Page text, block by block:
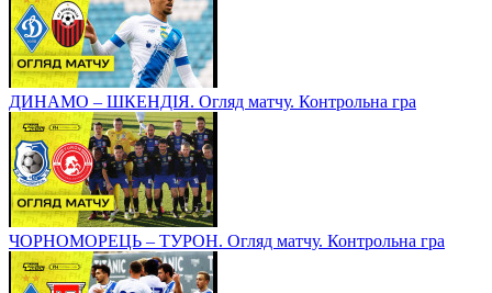
ДИНАМО – ШКЕНДІЯ. Огляд матчу. Контрольна гра
ЧОРНОМОРЕЦЬ – ТУРОН. Огляд матчу. Контрольна гра